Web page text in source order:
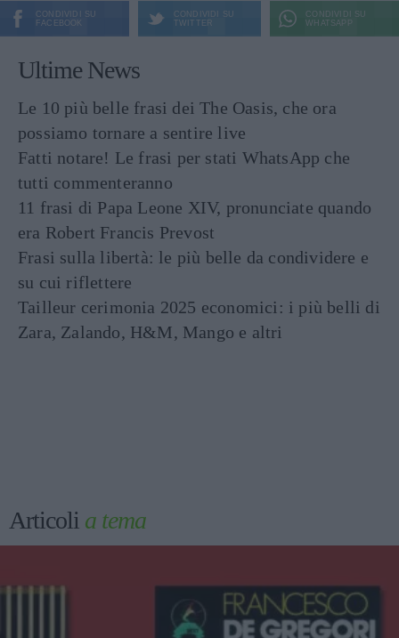
CONDIVIDI SU
FACEBOOK
CONDIVIDI SU
TWITTER
CONDIVIDI SU
WHATSAPP
Ultime News
Le 10 più belle frasi dei The Oasis, che ora
possiamo tornare a sentire live
Fatti notare! Le frasi per stati WhatsApp che
tutti commenteranno
11 frasi di Papa Leone XIV, pronunciate quando
era Robert Francis Prevost
Frasi sulla libertà: le più belle da condividere e
su cui riflettere
Tailleur cerimonia 2025 economici: i più belli di
Zara, Zalando, H&M, Mango e altri
Articoli a tema